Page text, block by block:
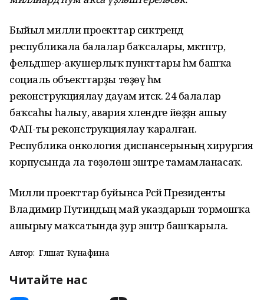
Быйыл милли проекттар сиктәрендә
республикала балалар баҡсалары, мәктәптәр,
фельдшер-акушерлыҡ пункттары һәм башҡа
социаль объекттарҙы төҙөү һәм
реконструкциялау дауам итәсәк. 24 балалар
баҡсаһы һалыу, авария хәлендәге йөҙҙән ашыу
ФАП-ты реконструкциялау ҡаралған.
Республика онкология диспансерының хирургия
корпусында ла төҙөлөш эштәре тамамланасаҡ.
Милли проекттар буйынса Рәсәй Президенты
Владимир Путиндың май указдарын тормошҡа
ашырыу маҡсатында ҙур эштәр башҡарыла.
Автор: Гөлшат Ҡунафина
Читайте нас